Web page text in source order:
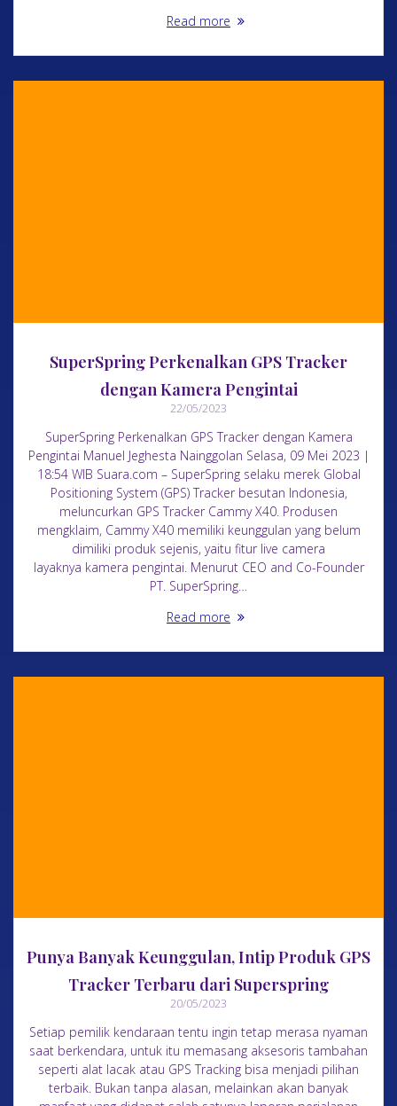
Read more
SuperSpring Perkenalkan GPS Tracker
dengan Kamera Pengintai
22/05/2023
SuperSpring Perkenalkan GPS Tracker dengan Kamera
Pengintai Manuel Jeghesta Nainggolan Selasa, 09 Mei 2023 |
18:54 WIB Suara.com – SuperSpring selaku merek Global
Positioning System (GPS) Tracker besutan Indonesia,
meluncurkan GPS Tracker Cammy X40. Produsen
mengklaim, Cammy X40 memiliki keunggulan yang belum
dimiliki produk sejenis, yaitu fitur live camera
layaknya kamera pengintai. Menurut CEO and Co-Founder
PT. SuperSpring…
Read more
Punya Banyak Keunggulan, Intip Produk GPS
Tracker Terbaru dari Superspring
20/05/2023
Setiap pemilik kendaraan tentu ingin tetap merasa nyaman
saat berkendara, untuk itu memasang aksesoris tambahan
seperti alat lacak atau GPS Tracking bisa menjadi pilihan
terbaik. Bukan tanpa alasan, melainkan akan banyak